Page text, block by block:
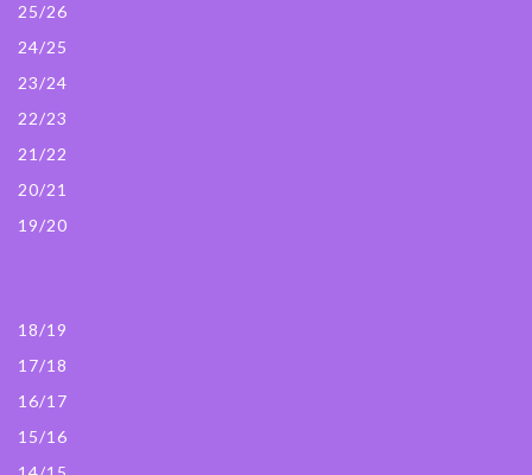
25/26
24/25
23/24
22/23
21/22
20/21
19/20
18/19
17/18
16/17
15/16